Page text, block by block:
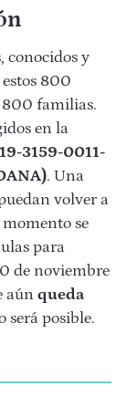
conocidos y
estos 800
800 familias.
en la
3159-0011-
. Una
volver a
se
para
de noviembre
aún queda
será posible.